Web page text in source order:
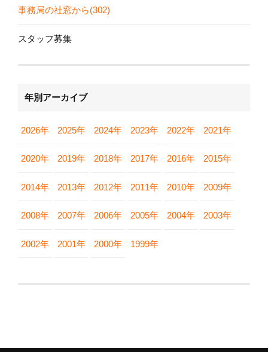
事務局の社窓から(302)
スタッフ募集
年別アーカイブ
2026年 2025年 2024年 2023年 2022年 2021年
2020年 2019年 2018年 2017年 2016年 2015年
2014年 2013年 2012年 2011年 2010年 2009年
2008年 2007年 2006年 2005年 2004年 2003年
2002年 2001年 2000年 1999年